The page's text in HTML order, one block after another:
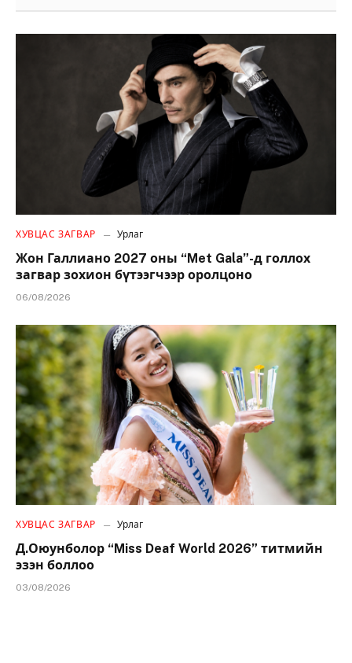
ХУВЦАС ЗАГВАР Урлаг
Жон Галлиано 2027 оны “Met Gala”-д голлох
загвар зохион бүтээгчээр оролцоно
06/08/2026
ХУВЦАС ЗАГВАР Урлаг
Д.Оюунболор “Miss Deaf World 2026” титмийн
эзэн боллоо
03/08/2026